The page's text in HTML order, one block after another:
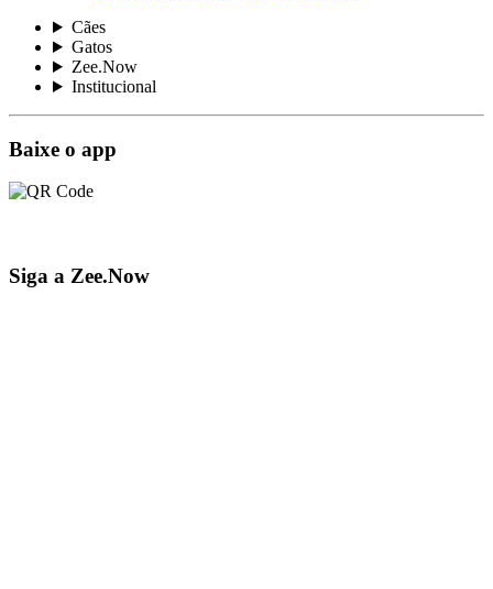
Cães
Gatos
Zee.Now
Institucional
Baixe o app
Siga a Zee.Now